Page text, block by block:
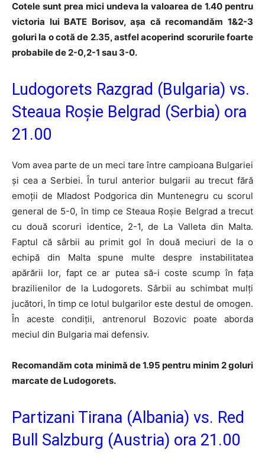
Cotele sunt prea mici undeva la valoarea de 1.40 pentru
victoria lui BATE Borisov, așa că recomandăm 1&2-3
goluri la o cotă de 2.35, astfel acoperind scorurile foarte
probabile de 2-0,2-1 sau 3-0.
Ludogorets Razgrad (Bulgaria) vs.
Steaua Roșie Belgrad (Serbia) ora
21.00
Vom avea parte de un meci tare între campioana Bulgariei
și cea a Serbiei. În turul anterior bulgarii au trecut fără
emoții de Mladost Podgorica din Muntenegru cu scorul
general de 5-0, în timp ce Steaua Roșie Belgrad a trecut
cu două scoruri identice, 2-1, de La Valleta din Malta.
Faptul că sârbii au primit gol în două meciuri de la o
echipă din Malta spune multe despre instabilitatea
apărării lor, fapt ce ar putea să-i coste scump în fața
brazilienilor de la Ludogorets. Sârbii au schimbat mulți
jucători, în timp ce lotul bulgarilor este destul de omogen.
În aceste condiții, antrenorul Bozovic poate aborda
meciul din Bulgaria mai defensiv.
Recomandăm cota minimă de 1.95 pentru minim 2 goluri
marcate de Ludogorets.
Partizani Tirana (Albania) vs. Red
Bull Salzburg (Austria) ora 21.00